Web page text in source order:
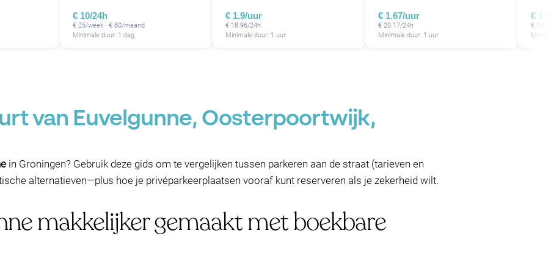
€ 10/24h
€ 25/week · € 80/maand
Minimale duur: 1 dag
€ 1.9/uur
€ 18.96/24h
Minimale duur: 1 uur
€ 1.67/uur
€ 20.17/24h
Minimale duur: 1 uur
€
€
van Euvelgunne, Oosterpoortwijk,
in Groningen? Gebruik deze gids om te vergelijken tussen parkeren aan de straat (tarieven en
alternatieven—plus hoe je privéparkeerplaatsen vooraf kunt reserveren als je zekerheid wilt.
makkelijker gemaakt met boekbare